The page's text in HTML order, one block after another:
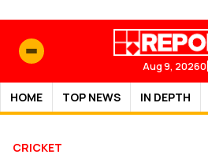
Aug 9, 2026
HOME TOP NEWS IN DEPTH
CRICKET